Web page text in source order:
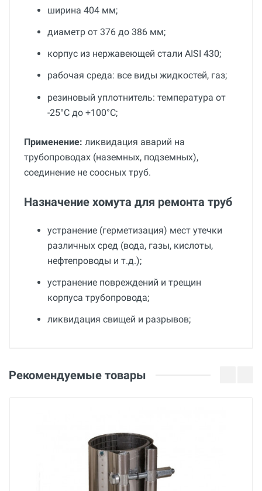
ширина 404 мм;
диаметр от 376 до 386 мм;
корпус из нержавеющей стали AISI 430;
рабочая среда: все виды жидкостей, газ;
резиновый уплотнитель: температура от
-25°С до +100°С;
Применение: ликвидация аварий на
трубопроводах (наземных, подземных),
соединение не соосных труб.
Назначение хомута для ремонта труб
устранение (герметизация) мест утечки
различных сред (вода, газы, кислоты,
нефтепроводы и т.д.);
устранение повреждений и трещин
корпуса трубопровода;
ликвидация свищей и разрывов;
36 месяцев
Оценка
Рекомендуемые товары